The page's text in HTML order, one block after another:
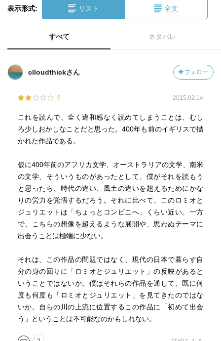
表示形式: リスト 全文
すべて ネタバレ
clloudthickさん フォロー
2 2015.02.14
これを読んで、全く違和感なく読めてしまうことは、むし
ろ少しおかしなことだと思った。400年も前のイギリスで描
かれた作品である。
仮に400年前のアフリカ文学、オーストラリアの文学、南米
の文学、そういうものがあったとして、僕がそれを読もう
と思ったら、時代の違い、風土の違いを超えるためにかな
りの労力を覚悟するだろう。それに比べて、このロミオと
ジュリエットは「ちょっとコンビニへ」くらい近い。一方
で、こちらの想像を超えるような展開や、思わぬテーマに
出会うことは極端に少ない。
それは、この作品の問題ではなく、現代の日本で暮らす自
分の身の回りに「ロミオとジュリエット」の反映があると
いうことではないか。僕はそれらの作品を通して、既に何
度も何度も「ロミオとジュリエット」を見てきたのではな
いか。自らの川の上流に位置するこの作品に「初めて出会
う」ということは不可能なのかもしれない。